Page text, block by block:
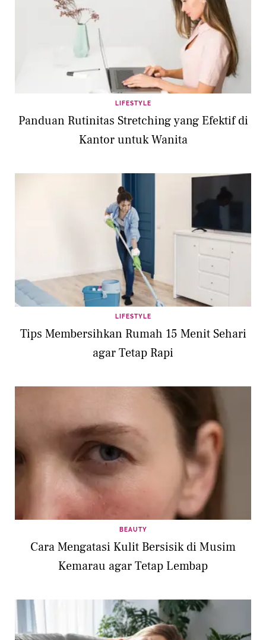
LIFESTYLE
Panduan Rutinitas Stretching yang Efektif di
Kantor untuk Wanita
LIFESTYLE
Tips Membersihkan Rumah 15 Menit Sehari
agar Tetap Rapi
BEAUTY
Cara Mengatasi Kulit Bersisik di Musim
Kemarau agar Tetap Lembap